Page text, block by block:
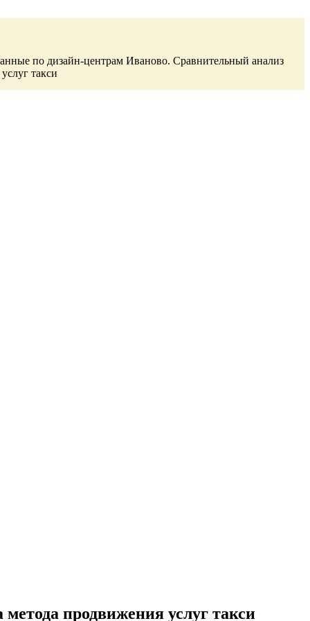
по дизайн-центрам Иваново. Сравнительный анализ
такси
продвижения услуг такси